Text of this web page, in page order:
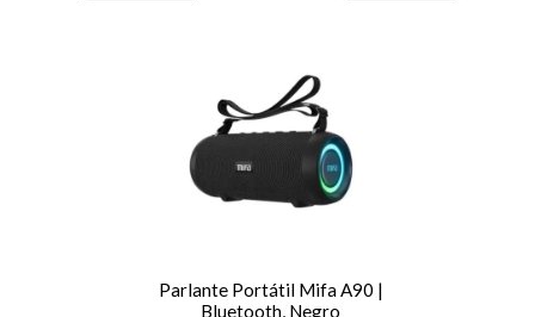
Parlante Portátil Mifa A90 |
Bluetooth, Negro